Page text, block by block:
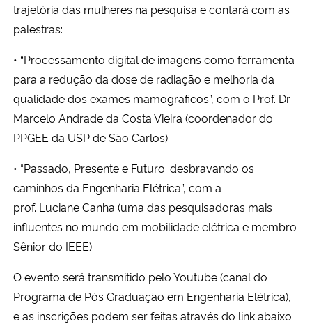
Controladoria-Geral da União
Ministério da Mulher, da Família e dos Direitos Humanos
Secretaria-Geral
Secretaria de Governo
Gabinete de Segurança Institucional
Advocacia-Geral da União
Banco Central do Brasil
trajetória das mulheres na pesquisa e contará com as
palestras:
• “Processamento digital de imagens como ferramenta
para a redução da dose de radiação e melhoria da
qualidade dos exames mamograficos”, com o Prof. Dr.
Marcelo Andrade da Costa Vieira (coordenador do
PPGEE da USP de São Carlos)
• “Passado, Presente e Futuro: desbravando os
caminhos da Engenharia Elétrica”, com a
prof. Luciane Canha (uma das pesquisadoras mais
influentes no mundo em mobilidade elétrica e membro
Sênior do IEEE)
O evento será transmitido pelo Youtube (canal do
Programa de Pós Graduação em Engenharia Elétrica),
e as inscrições podem ser feitas através do link abaixo